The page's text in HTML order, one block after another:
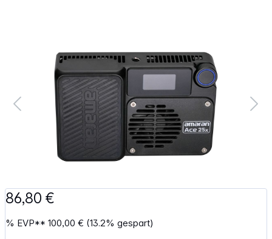
86,80 €
% EVP**100,00 € (13.2% gespart)